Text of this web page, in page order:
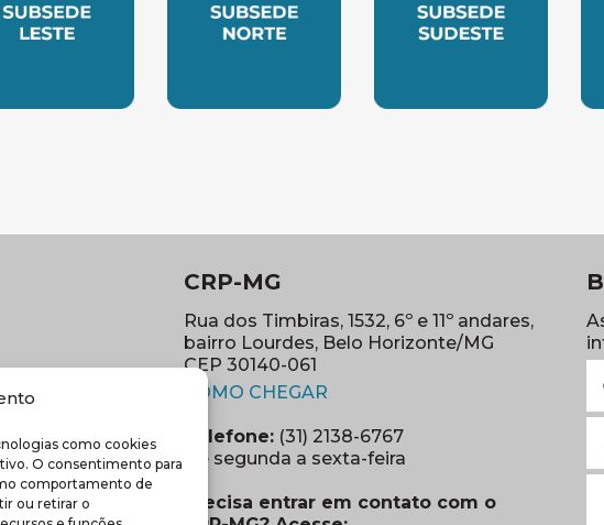
como cookies
O consentimento para
comportamento de
ou retirar o
contas(abre em nova janela)
CRP-MG
Rua dos Timbiras, 1532, 6º e 11º andares,
bairro Lourdes, Belo Horizonte/MG
CEP 30140-061
COMO CHEGAR(abre em nova janela)
Telefone:(31) 2138-6767
De segunda a sexta-feira
Precisa entrar em contato com o